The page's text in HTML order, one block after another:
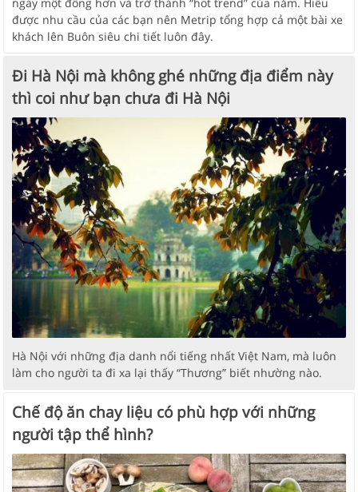
được nhu cầu của các bạn nên Metrip tổng hợp cả một bài xe
khách lên Buôn siêu chi tiết luôn đây.
Đi Hà Nội mà không ghé những địa điểm này
thì coi như bạn chưa đi Hà Nội
Hà Nội với những địa danh nổi tiếng nhất Việt Nam, mà luôn
làm cho người ta đi xa lại thấy “Thương” biết nhường nào.
Chế độ ăn chay liệu có phù hợp với những
người tập thể hình?